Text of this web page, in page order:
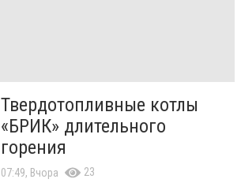
Твердотопливные котлы
«БРИК» длительного
горения
07:49, Вчора 23